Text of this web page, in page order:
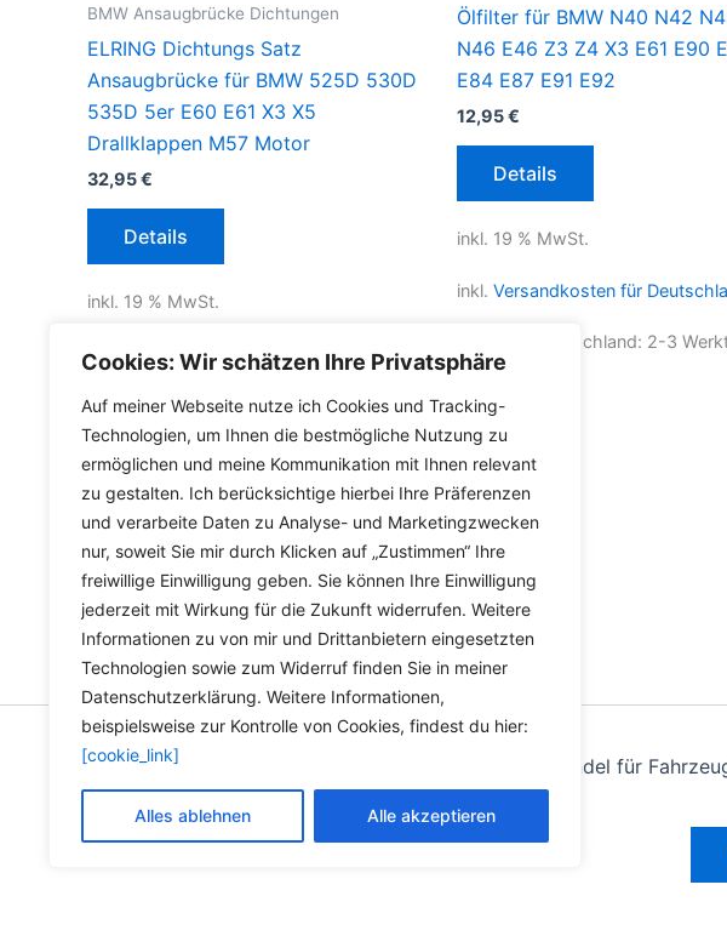
Cookies: Wir schätzen Ihre Privatsphäre
Auf meiner Webseite nutze ich Cookies und Tracking-
Technologien, um Ihnen die bestmögliche Nutzung zu
ermöglichen und meine Kommunikation mit Ihnen relevant
zu gestalten. Ich berücksichtige hierbei Ihre Präferenzen
und verarbeite Daten zu Analyse- und Marketingzwecken
nur, soweit Sie mir durch Klicken auf „Zustimmen“ Ihre
freiwillige Einwilligung geben. Sie können Ihre Einwilligung
jederzeit mit Wirkung für die Zukunft widerrufen. Weitere
Informationen zu von mir und Drittanbietern eingesetzten
Technologien sowie zum Widerruf finden Sie in meiner
Datenschutzerklärung. Weitere Informationen,
beispielsweise zur Kontrolle von Cookies, findest du hier:
[cookie_link]
Alles ablehnen Alle akzeptieren
BMW Ansaugbrücke Dichtungen
ELRING Dichtungs Satz
Ansaugbrücke für BMW 525D 530D
535D 5er E60 E61 X3 X5
Drallklappen M57 Motor
32,95€
Details
inkl. 19 % MwSt.
inkl. Versandkosten für Deutschland
Lieferzeit Deutschland:2-3 Werktage
Ölfilter für BMW N40 N42
N46 E46 Z3 Z4 X3 E61 E90
E84 E87 E91 E92
12,95€
Details
inkl. 19 % MwSt.
inkl. Versandkosten für
Lieferzeit Deutschland: 2-3
Copyright © 2026 Versandhandel für